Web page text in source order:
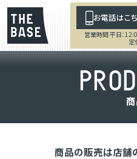
お電話はこ
営業時間 平日：
定
PROD
商
商品の販売は店舗